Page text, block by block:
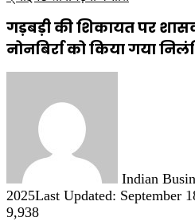
गड़बड़ी की शिकायत पर
नोनबिर्रा को किया गया
Indian
2025Last Updated: September
9,938